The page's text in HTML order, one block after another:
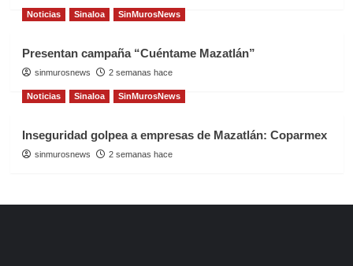
Noticias Sinaloa SinMurosNews
Presentan campaña “Cuéntame Mazatlán”
sinmurosnews 2 semanas hace
Noticias Sinaloa SinMurosNews
Inseguridad golpea a empresas de Mazatlán: Coparmex
sinmurosnews 2 semanas hace